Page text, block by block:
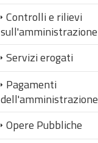
Controlli e rilievi
sull'amministrazione
Servizi erogati
Pagamenti
dell'amministrazione
Opere Pubbliche